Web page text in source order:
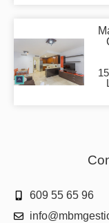
609 55 65 96